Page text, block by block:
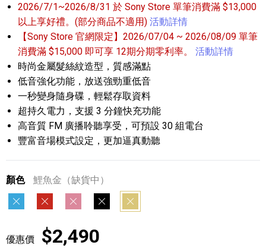
2026/7/1~2026/8/31 於 Sony Store 單筆消費滿 $13,000
以上享好禮。(部分商品不適用) 活動詳情
【Sony Store 官網限定】2026/07/04 ~ 2026/08/09 單筆
消費滿 $15,000 即可享 12期分期零利率。
活動詳情
時尚金屬髮絲紋造型，質感滿點
低音強化功能，放送強勁重低音
一秒變身隨身碟，輕鬆存取資料
超持久電力，支援 3 分鐘快充功能
高音質 FM 廣播聆聽享受，可預設 30 組電台
豐富音場模式設定，更加逼真動聽
顏色 鯉魚金（缺貨中）
蝴蝶藍 鸚鵡紅 豬豬粉 獵鷹黑 鯉魚金
優惠價 $2,490